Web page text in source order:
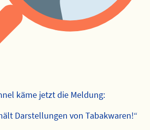
käme jetzt die Meldung:
Darstellungen von Tabakwaren!“